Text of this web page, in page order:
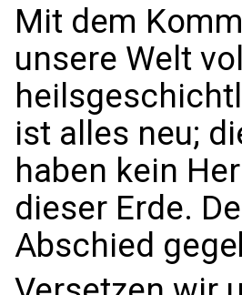
Mit dem
unsere Welt
ist alles neu;
haben kein
dieser Erde.
Abschied